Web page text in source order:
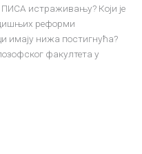
ПИСА истраживању? Који је
реформи
имају нижа постигнућа?
факултета у